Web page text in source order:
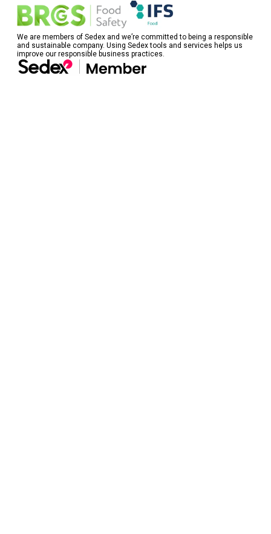
We are members of Sedex and we’re committed to being a responsible
and sustainable company. Using Sedex tools and services helps us
improve our responsible business practices.